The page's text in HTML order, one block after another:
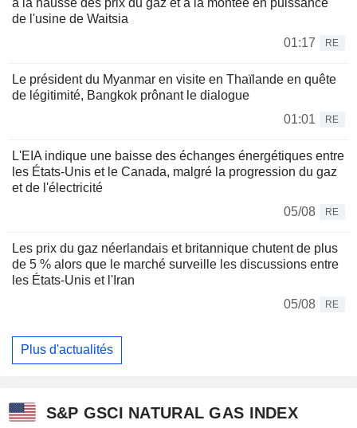
de l'usine de Waitsia
01:17
RE
Le président du Myanmar en visite en Thaïlande en quête
de légitimité, Bangkok prônant le dialogue
01:01
RE
L'EIA indique une baisse des échanges énergétiques entre
les États-Unis et le Canada, malgré la progression du gaz
et de l'électricité
05/08
RE
Les prix du gaz néerlandais et britannique chutent de plus
de 5 % alors que le marché surveille les discussions entre
les États-Unis et l'Iran
05/08
RE
Plus d'actualités
S&P GSCI NATURAL GAS INDEX